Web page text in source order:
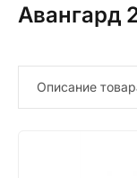
Авангард
Описание